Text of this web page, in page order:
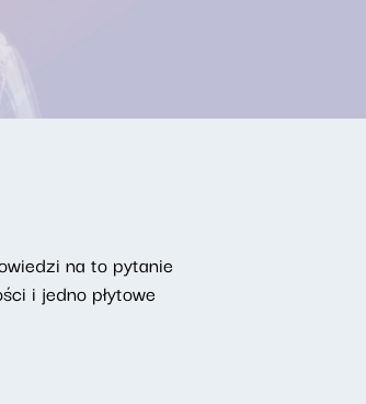
na to pytanie
i jedno płytowe